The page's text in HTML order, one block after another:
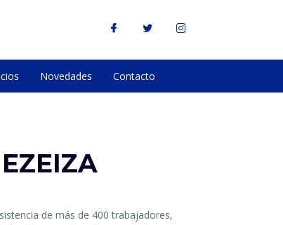
Novedades Contacto
de más de 400 trabajadores,